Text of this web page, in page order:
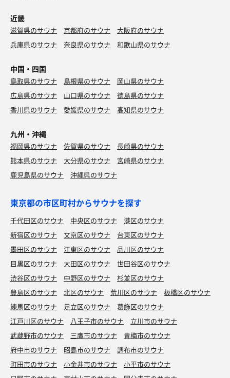
近畿
滋賀県のサウナ 京都府のサウナ
大阪府のサウナ
兵庫県のサウナ
奈良県のサウナ 和歌山県のサウナ
中国・四国
鳥取県のサウナ 島根県のサウナ
岡山県のサウナ
広島県のサウナ
山口県のサウナ
徳島県のサウナ
香川県のサウナ
愛媛県のサウナ 高知県のサウナ
九州・沖縄
福岡県のサウナ 佐賀県のサウナ
長崎県のサウナ
熊本県のサウナ
大分県のサウナ
宮崎県のサウナ
鹿児島県のサウナ
沖縄県のサウナ
東京都の市区町村からサウナを探す
千代田区のサウナ 中央区のサウナ
港区のサウナ
新宿区のサウナ
文京区のサウナ
台東区のサウナ
墨田区のサウナ
江東区のサウナ
品川区のサウナ
目黒区のサウナ
大田区のサウナ
世田谷区のサウナ
渋谷区のサウナ
中野区のサウナ
杉並区のサウナ
豊島区のサウナ
北区のサウナ 荒川区のサウナ
板橋区のサウナ
練馬区のサウナ
足立区のサウナ
葛飾区のサウナ
江戸川区のサウナ
八王子市のサウナ
立川市のサウナ
武蔵野市のサウナ
三鷹市のサウナ
青梅市のサウナ
府中市のサウナ
昭島市のサウナ
調布市のサウナ
町田市のサウナ
小金井市のサウナ
小平市のサウナ